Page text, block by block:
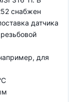
снабжен
датчика
для